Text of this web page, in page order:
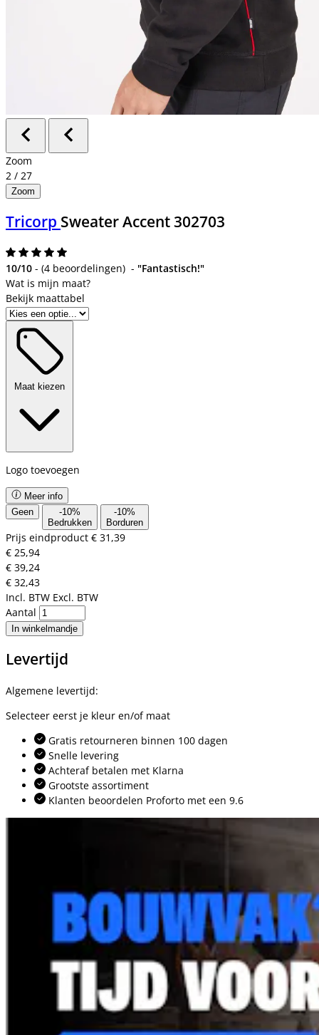
Zoom
2 / 27
Zoom
Tricorp Sweater Accent 302703
10/10 - (4 beoordelingen) - "Fantastisch!"
Bekijk maattabel
Maat kiezen
Logo toevoegen
Meer info
Geen
-10%
Bedrukken
-10%
Borduren
Prijs eindproduct € 31,39
€ 25,94
€ 39,24
€ 32,43
Incl. BTW Excl. BTW
Aantal
In winkelmandje
Levertijd
Algemene levertijd:
Selecteer eerst je kleur en/of maat
Gratis retourneren binnen 100 dagen
Snelle levering
Achteraf betalen met Klarna
Grootste assortiment
Klanten beoordelen Proforto met een 9.6